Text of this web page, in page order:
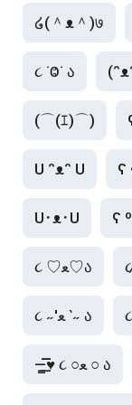
໒(＾ᴥ＾)७
૮ ˙Ⱉ˙ ა
(⌒(ｴ)⌒)
U ᵔᴥᵔ U ʕ
U･ᴥ･U ʕ
૮ ♡ﻌ♡ა
૮ ˶′ﻌ ‵˶ ა
—̳͟͞͞♥ ૮ ○ﻌ ○ ა